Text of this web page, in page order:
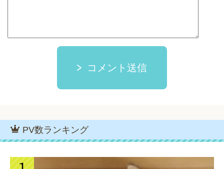
コメント送信
PV数ランキング